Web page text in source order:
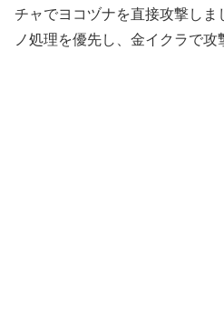
チャでヨコヅナを直接攻撃しま
ノ処理を優先し、金イクラで攻